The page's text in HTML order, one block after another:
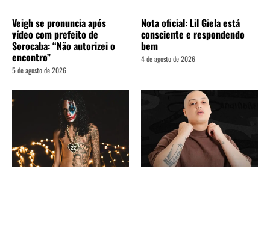
Veigh se pronuncia após
vídeo com prefeito de
Sorocaba: “Não autorizei o
encontro”
5 de agosto de 2026
Nota oficial: Lil Giela está
consciente e respondendo
bem
4 de agosto de 2026